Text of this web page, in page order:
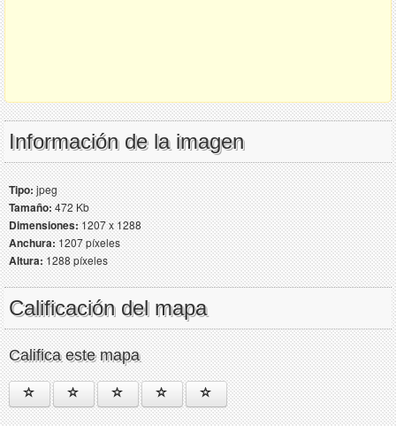
Información de la imagen
Tipo:jpeg
Tamaño:472 Kb
Dimensiones:1207 x 1288
Anchura:1207 píxeles
Altura:1288 píxeles
Calificación del mapa
Califica este mapa